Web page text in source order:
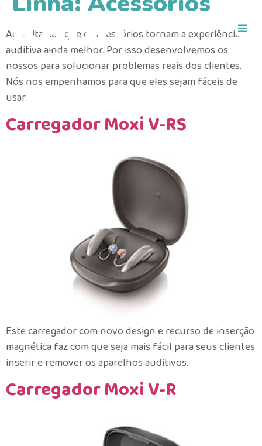
Acreditamos que os acessórios tornam a experiência
auditiva ainda melhor. Por isso desenvolvemos os
nossos para solucionar problemas reais dos clientes.
Nós nos empenhamos para que eles sejam fáceis de
usar.
Carregador Moxi V-RS
Este carregador com novo design e recurso de inserção
magnética faz com que seja mais fácil para seus clientes
inserir e remover os aparelhos auditivos.
Carregador Moxi V-R